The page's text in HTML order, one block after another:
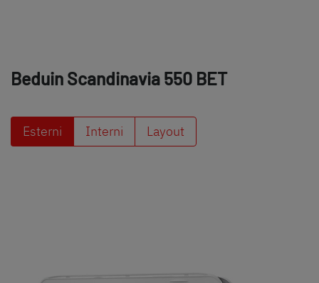
Dethleffs
Concessionari
Beduin Scandinavia 550 BET
Esterni Interni Layout
Ricerca concessionari Dethleffs